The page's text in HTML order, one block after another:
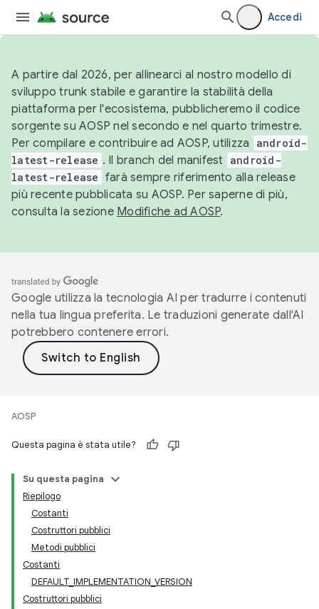
Accedi
A partire dal 2026, per allinearci al nostro modello di
sviluppo trunk stabile e garantire la stabilità della
piattaforma per l'ecosistema, pubblicheremo il codice
sorgente su AOSP nel secondo e nel quarto trimestre.
Per compilare e contribuire ad AOSP, utilizza
android-
latest-release . Il branch del manifest android-
latest-release farà sempre riferimento alla release
più recente pubblicata su AOSP. Per saperne di più,
consulta la sezione Modifiche ad AOSP.
Google utilizza la tecnologia AI per tradurre i contenuti
nella tua lingua preferita. Le traduzioni generate dall'AI
potrebbero contenere errori.
AOSP
Questa pagina è stata utile?
Su questa pagina
Riepilogo
Costanti
Costruttori pubblici
Metodi pubblici
Costanti
DEFAULT_IMPLEMENTATION_VERSION
Costruttori pubblici